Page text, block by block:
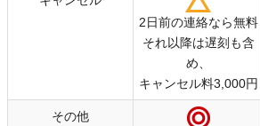
2日前の連絡なら無料
それ以降は遅刻も含
め、
キャンセル料3,000円
その他